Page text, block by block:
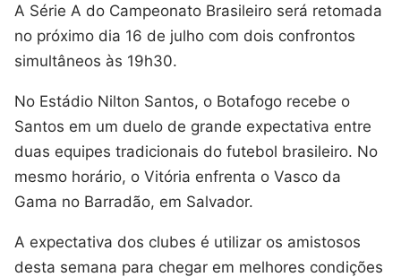
A Série A do Campeonato Brasileiro será retomada
no próximo dia 16 de julho com dois confrontos
simultâneos às 19h30.
No Estádio Nilton Santos, o Botafogo recebe o
Santos em um duelo de grande expectativa entre
duas equipes tradicionais do futebol brasileiro. No
mesmo horário, o Vitória enfrenta o Vasco da
Gama no Barradão, em Salvador.
A expectativa dos clubes é utilizar os amistosos
desta semana para chegar em melhores condições